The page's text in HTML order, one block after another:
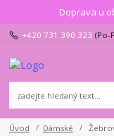
Doprava u
+420 731 390 323 (Po-
Úvod Dámské